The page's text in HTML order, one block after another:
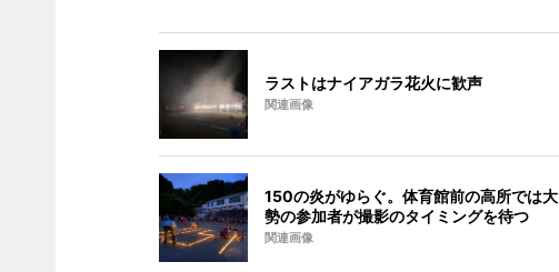
ラストはナイアガラ花火に歓声
関連画像
150の炎がゆらぐ。体育館前の高所では大
勢の参加者が撮影のタイミングを待つ
関連画像